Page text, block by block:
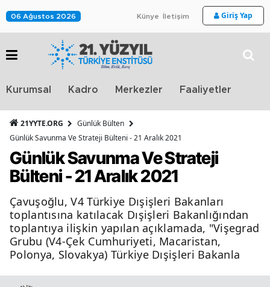
06 Ağustos 2026 Künye İletişim Giriş Yap
Kurumsal Kadro Merkezler Faaliyetler
21YYTE.ORG
Günlük Bülten
Günlük Savunma Ve Strateji Bülteni - 21 Aralık 2021
Günlük Savunma Ve Strateji
Bülteni - 21 Aralık 2021
Çavuşoğlu, V4 Türkiye Dışişleri Bakanları
toplantısına katılacak Dışişleri Bakanlığından
toplantıya ilişkin yapılan açıklamada, "Vişegrad
Grubu (V4-Çek Cumhuriyeti, Macaristan,
Polonya, Slovakya) Türkiye Dışişleri Bakanla